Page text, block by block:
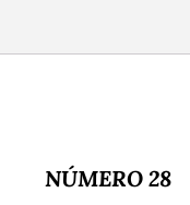
NÚMERO 28